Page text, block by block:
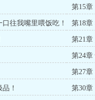
第15章
往我嘴里喂饭吃！ 第18章
第21章
第24章
第27章
！ 第30章